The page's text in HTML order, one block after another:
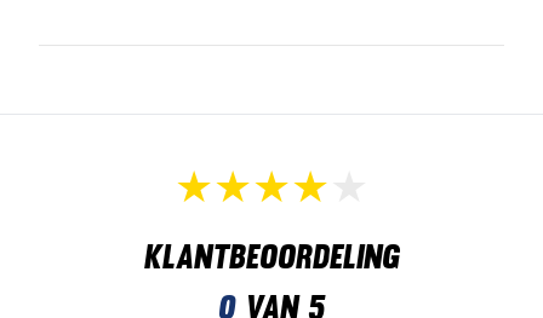
Klantbeoordeling
0van 5